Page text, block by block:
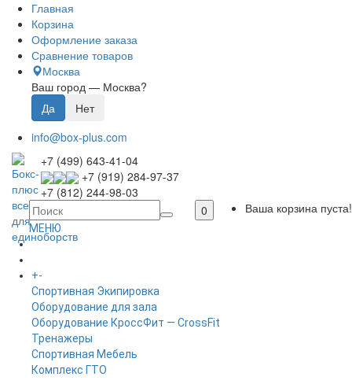
Главная
Корзина
Оформление заказа
Сравнение товаров
Москва
Ваш город — Москва?
info@box-plus.com
+7 (499) 643-41-04
+7 (919) 284-97-37
+7 (812) 244-98-03
0
Ваша корзина пуста!
МЕНЮ
ГЛАВНАЯ
+-
Спортивная Экипировка
Оборудование для зала
Оборудование КроссФит — CrossFit
Тренажеры
Спортивная Мебель
Комплекс ГТО